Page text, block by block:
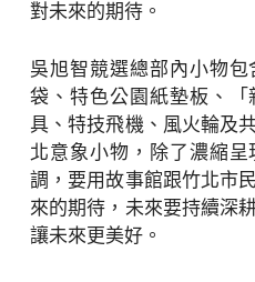
對未來的期待。
吳旭智競選總部內小物
袋、特色公園紙墊板、
具、特技飛機、風火輪及
北意象小物，除了濃縮
調，要用故事館跟竹北市
來的期待，未來要持續深
讓未來更美好。